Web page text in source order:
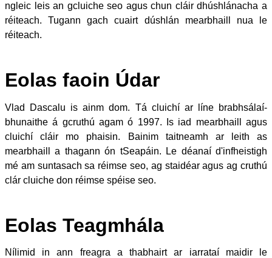
ngleic leis an gcluiche seo agus chun cláir dhúshlánacha a
réiteach. Tugann gach cuairt dúshlán mearbhaill nua le
réiteach.
Eolas faoin Údar
Vlad Dascalu is ainm dom. Tá cluichí ar líne brabhsálaí-
bhunaithe á gcruthú agam ó 1997. Is iad mearbhaill agus
cluichí cláir mo phaisin. Bainim taitneamh ar leith as
mearbhaill a thagann ón tSeapáin. Le déanaí d'infheistigh
mé am suntasach sa réimse seo, ag staidéar agus ag cruthú
clár cluiche don réimse spéise seo.
Eolas Teagmhála
Nílimid in ann freagra a thabhairt ar iarrataí maidir le